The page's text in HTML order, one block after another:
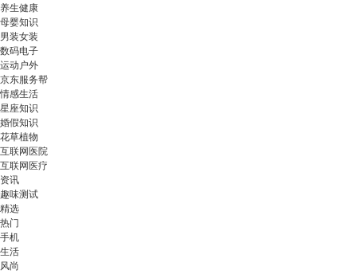
养生健康
母婴知识
男装女装
数码电子
运动户外
京东服务帮
情感生活
星座知识
婚假知识
花草植物
互联网医院
互联网医疗
资讯
趣味测试
精选
热门
手机
生活
风尚